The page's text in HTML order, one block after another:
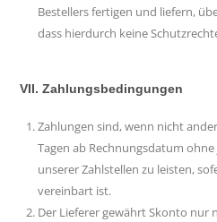
Bestellers fertigen und liefern,
dass hierdurch keine
VII. Zahlungsbedingungen
Zahlungen sind, wenn nicht
Tagen ab Rechnungsdatum
unserer Zahlstellen zu leisten,
vereinbart ist.
Der Lieferer gewährt Skonto nur